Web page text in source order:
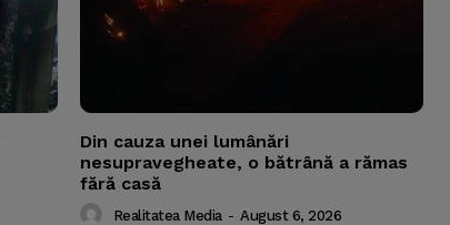
Din cauza unei lumânări
nesupravegheate, o bătrână a rămas
fără casă
Realitatea Media - August 6, 2026